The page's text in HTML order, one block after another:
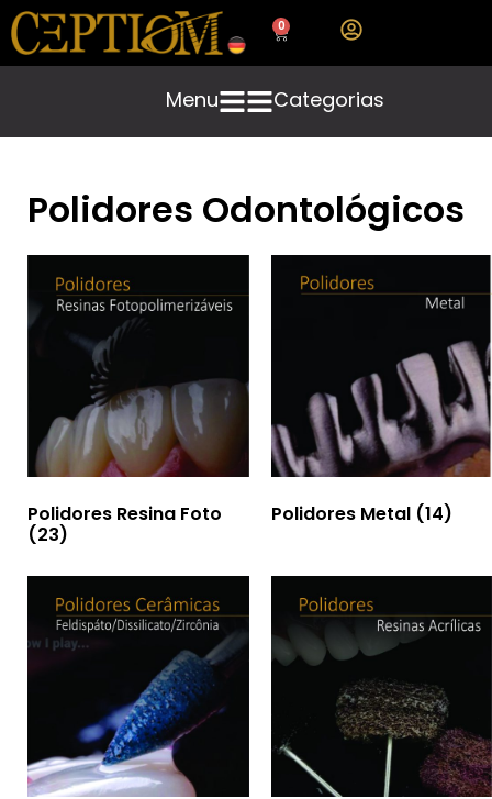
0
Menu Categorias
Polidores Odontológicos
Polidores Resina Foto
(23)
Polidores Metal (14)